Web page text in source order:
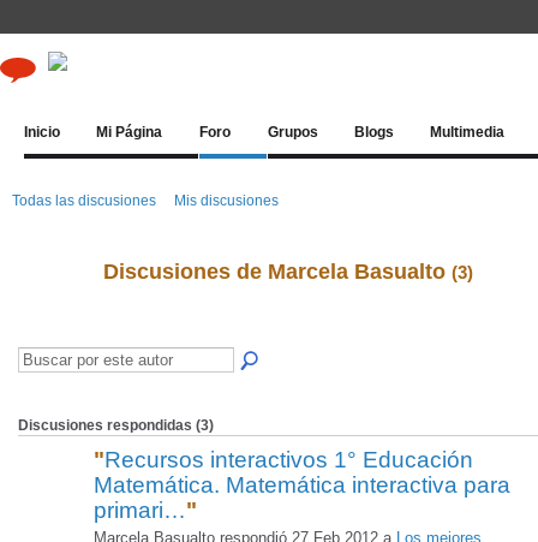
Inicio Mi Página Foro Grupos Blogs Multimedia
Todas las discusiones Mis discusiones
Discusiones de Marcela Basualto (3)
Discusiones respondidas (3)
"Recursos interactivos 1° Educación
Matemática. Matemática interactiva para
primari…"
Marcela Basualto respondió 27 Feb 2012 a Los mejores